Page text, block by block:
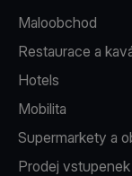
Maloobchod
Restaurace a
Hotels
Mobilita
Supermarkety a
Prodej vstupenek